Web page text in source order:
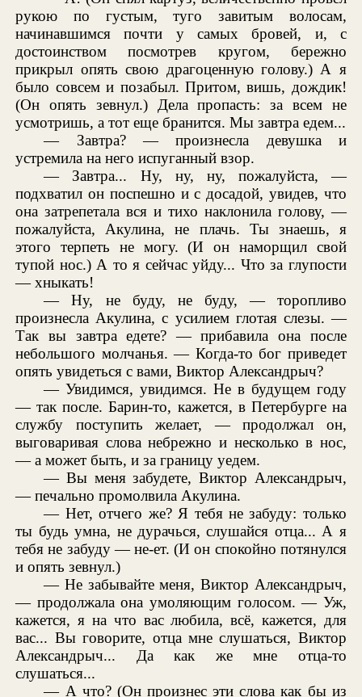
рукою по густым, туго завитым волосам,
начинавшимся почти у самых бровей, и, с
достоинством посмотрев кругом, бережно
прикрыл опять свою драгоценную голову.) А я
было совсем и позабыл. Притом, вишь, дождик!
(Он опять зевнул.) Дела пропасть: за всем не
усмотришь, а тот еще бранится. Мы завтра едем...
— Завтра? — произнесла девушка и
устремила на него испуганный взор.
— Завтра... Ну, ну, ну, пожалуйста, —
подхватил он поспешно и с досадой, увидев, что
она затрепетала вся и тихо наклонила голову, —
пожалуйста, Акулина, не плачь. Ты знаешь, я
этого терпеть не могу. (И он наморщил свой
тупой нос.) А то я сейчас уйду... Что за глупости
— хныкать!
— Ну, не буду, не буду, — торопливо
произнесла Акулина, с усилием глотая слезы. —
Так вы завтра едете? — прибавила она после
небольшого молчанья. — Когда-то бог приведет
опять увидеться с вами, Виктор Александрыч?
— Увидимся, увидимся. Не в будущем году
— так после. Барин-то, кажется, в Петербурге на
службу поступить желает, — продолжал он,
выговаривая слова небрежно и несколько в нос,
— а может быть, и за границу уедем.
— Вы меня забудете, Виктор Александрыч,
— печально промолвила Акулина.
— Нет, отчего же? Я тебя не забуду: только
ты будь умна, не дурачься, слушайся отца... А я
тебя не забуду — не-ет. (И он спокойно потянулся
и опять зевнул.)
— Не забывайте меня, Виктор Александрыч,
— продолжала она умоляющим голосом. — Уж,
кажется, я на что вас любила, всё, кажется, для
вас... Вы говорите, отца мне слушаться, Виктор
Александрыч... Да как же мне отца-то
слушаться...
— А что? (Он произнес эти слова как бы из